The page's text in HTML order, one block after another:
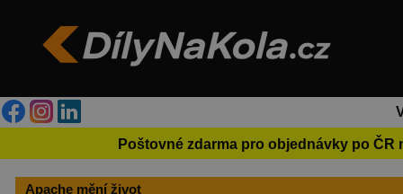
Poštovné zdarma pro objednávky po ČR
Apache mění život